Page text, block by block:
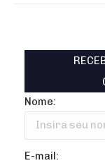
Nome:
E-mail: